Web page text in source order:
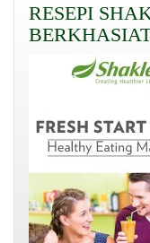
RESEPI